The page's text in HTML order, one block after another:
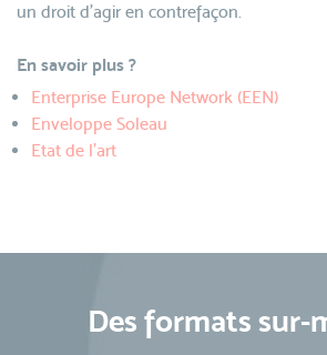
un droit d'agir en contrefaçon.
En savoir plus ?
Enterprise Europe Network (EEN)
Enveloppe Soleau
Etat de l'art
Des formats sur-